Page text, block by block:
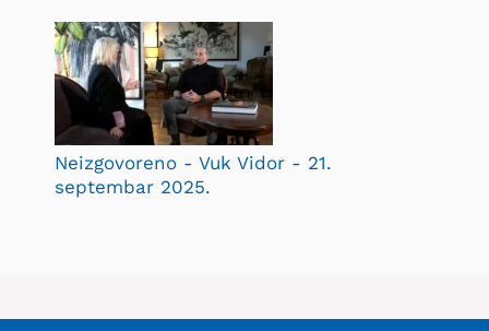
Neizgovoreno - Vuk Vidor - 21.
septembar 2025.